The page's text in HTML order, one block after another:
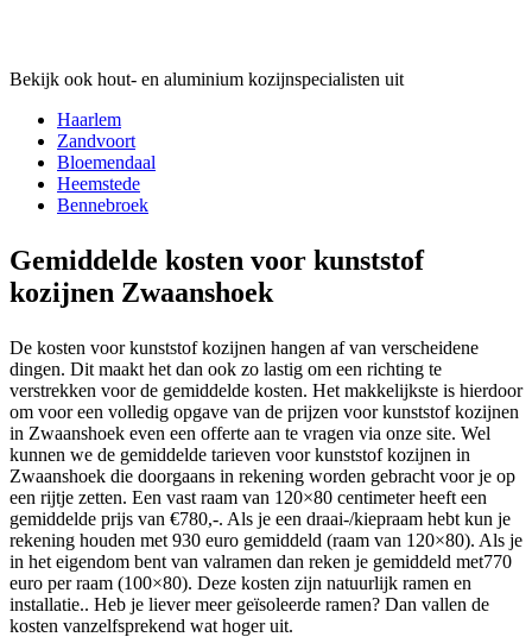
Bekijk ook hout- en aluminium kozijnspecialisten uit
Haarlem
Zandvoort
Bloemendaal
Heemstede
Bennebroek
Gemiddelde kosten voor kunststof
kozijnen Zwaanshoek
De kosten voor kunststof kozijnen hangen af van verscheidene
dingen. Dit maakt het dan ook zo lastig om een richting te
verstrekken voor de gemiddelde kosten. Het makkelijkste is hierdoor
om voor een volledig opgave van de prijzen voor kunststof kozijnen
in Zwaanshoek even een offerte aan te vragen via onze site. Wel
kunnen we de gemiddelde tarieven voor kunststof kozijnen in
Zwaanshoek die doorgaans in rekening worden gebracht voor je op
een rijtje zetten. Een vast raam van 120×80 centimeter heeft een
gemiddelde prijs van €780,-. Als je een draai-/kiepraam hebt kun je
rekening houden met 930 euro gemiddeld (raam van 120×80). Als je
in het eigendom bent van valramen dan reken je gemiddeld met770
euro per raam (100×80). Deze kosten zijn natuurlijk ramen en
installatie.. Heb je liever meer geïsoleerde ramen? Dan vallen de
kosten vanzelfsprekend wat hoger uit.